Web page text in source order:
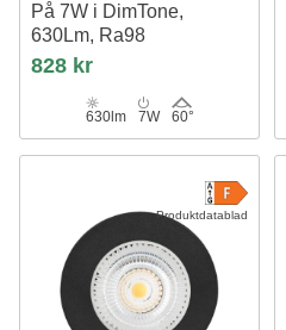
På 7W i DimTone,
630Lm, Ra98
Hvid
828 kr
630lm 7W 60°
Produktdatablad